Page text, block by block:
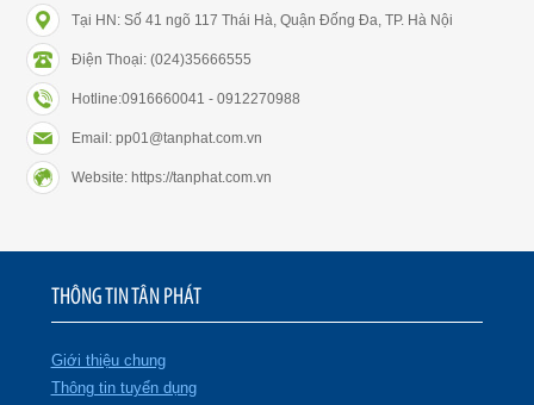
Tại HN: Số 41 ngõ 117 Thái Hà, Quận Đống Đa, TP. Hà Nội
Điện Thoại: (024)35666555
Hotline:0916660041 - 0912270988
Email: pp01@tanphat.com.vn
Website: https://tanphat.com.vn
THÔNG TIN TÂN PHÁT
Giới thiệu chung
Thông tin tuyển dụng